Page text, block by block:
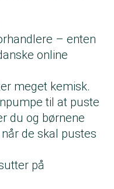
– enten
online
meget kemisk.
til at puste
du og børnene
de skal pustes
på